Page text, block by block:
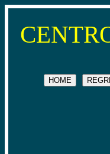
HOME